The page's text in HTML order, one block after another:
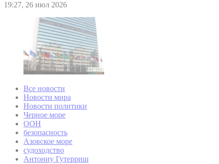
19:27, 26 июл 2026
Все новости
Новости мира
Новости политики
Черное море
ООН
безопасность
Азовское море
судоходство
Антониу Гутерриш